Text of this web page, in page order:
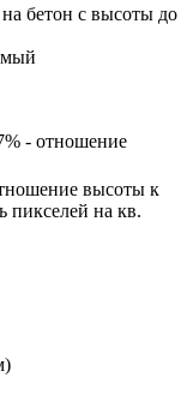
бетон с высоты до
- отношение
высоты к
пикселей на кв.